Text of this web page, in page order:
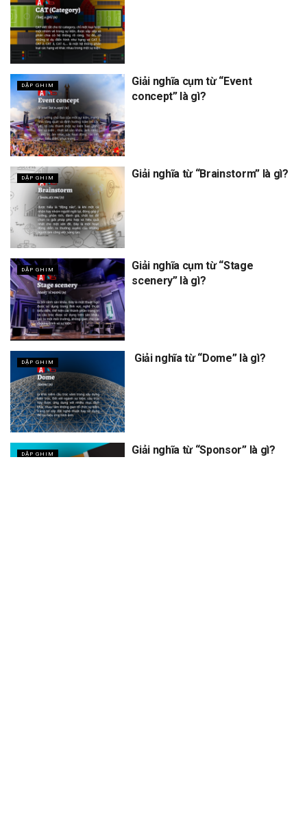
DẬP GHIM
Giải nghĩa cụm từ “Event
concept” là gì?
DẬP GHIM Giải nghĩa từ “Brainstorm” là gì?
DẬP GHIM
Giải nghĩa cụm từ “Stage
scenery” là gì?
DẬP GHIM Giải nghĩa từ “Dome” là gì?
DẬP GHIM Giải nghĩa từ “Sponsor” là gì?